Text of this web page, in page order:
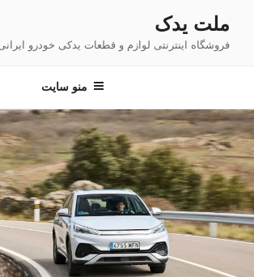
محتوا
ملت یدک
فروشگاه اینترنتی لوازم و قطعات یدکی خودرو
منو سایت